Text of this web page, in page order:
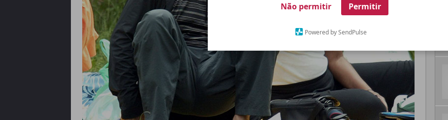
Não permitir Permitir
Powered by SendPulse